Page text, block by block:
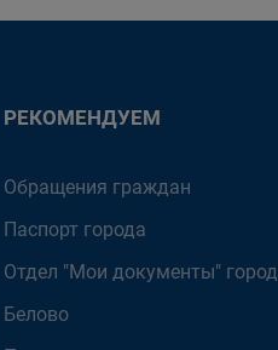
РЕКОМЕНДУЕМ
Обращения граждан
Паспорт города
Отдел "Мои документы" город
Белово